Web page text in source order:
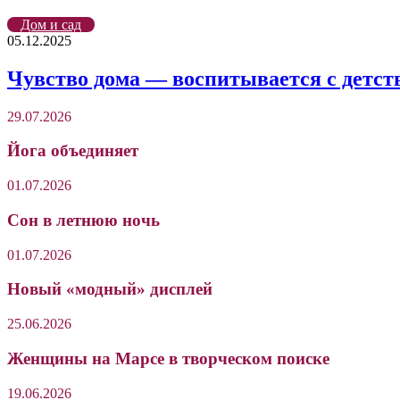
Дом и сад
05.12.2025
Чувство дома — воспитывается с
29.07.2026
Йога объединяет
01.07.2026
Сон в летнюю ночь
01.07.2026
Новый «модный» дисплей
25.06.2026
Женщины на Марсе в творческом поиске
19.06.2026